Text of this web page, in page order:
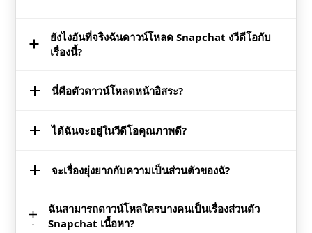
ยังไงอันที่จริงฉันดาวน์โหลด Snapchat งวีดีโอกับ
เรื่องนี้?
สุดยอดง่ายเลย! แค่คัดลอก Snapchat วิดีโอเชื่อมโยง,วางมัน
ต้องใช้เหมือน 10 วินาทีแม็กซ์ ฉันได้เรียนรู้การเรื่องนี้อย่าง
เด็ดขาดหลังจากพยายามอื่นสิ่งที่ไม่สมบูรณ์เว็บไซต์นั่นอยู่
นี่คือตัวดาวน์โหลดหน้าอิสระ?
ใช่แน่นอิสระ! ซ่อนค่าธรรมเนียมหรือสมัครสมาชิกสร้าง
กันเพราะส่วนใหญ่ดีเครื่องมือพยายามจะจับคุณสำหรับทุก
อย่างทุกวันนี้.
ได้ฉันจะอยู่ในวีดีโอคุณภาพดี?
ใช่! มัน preserves ดั้งเดิมคุณภาพดังนั้นการดาวน์โหลดของ
วีดีโอและพวกเขาเสมอมารอบๆและชัดเจน ทางที่ดีกว่าเอา
screenshots เหมือนคนบางคนทำ,lol.
จะเรื่องยุ่งยากกับความเป็นส่วนตัวของฉั?
ไม่พวกเขาไม่เก็บข้อมูลของคุณหรือจะให้ถามสำหรับส่วนตัว
รายละเอียด ฉันค่อนข้างวิตกจริตเกี่ยวกับความเป็นส่วนตัว
ฉันสามารถดาวน์โหลใครบางคนเป็นเรื่องส่วนตัว
Snapchat เนื้อหา?